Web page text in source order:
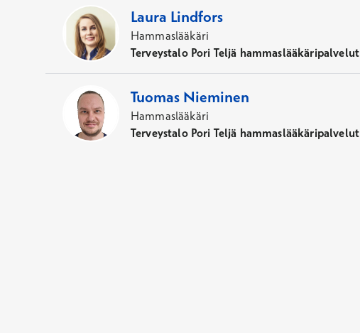
Laura Lindfors
Hammaslääkäri
Terveystalo Pori Teljä hammaslääkäripalvelut
Tuomas Nieminen
Hammaslääkäri
Terveystalo Pori Teljä hammaslääkäripalvelut